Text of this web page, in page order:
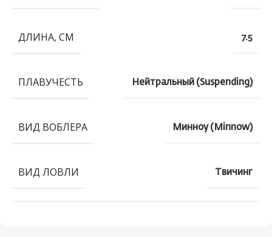
ДЛИНА, СМ 7.5
ПЛАВУЧЕСТЬ Нейтральный (Suspending)
ВИД ВОБЛЕРА Минноу (Minnow)
ВИД ЛОВЛИ Твичинг